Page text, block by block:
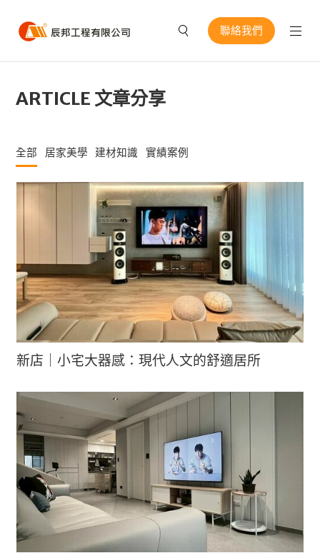
聯絡我們
ARTICLE 文章分享
全部 居家美學 建材知識 實績案例
新店｜小宅大器感：現代人文的舒適居所